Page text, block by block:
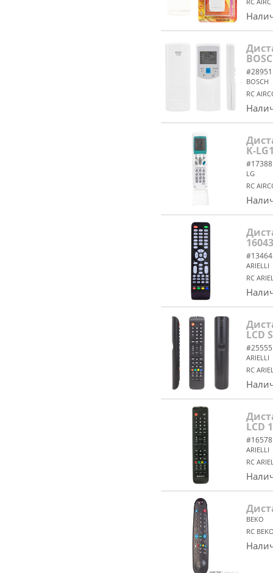
#28951
BOSСH
RC
K-
#17388
LG
RC
16043
#13464
ARIELLI
RC
LCD
#25555
ARIELLI
RC
LCD
#16578
ARIELLI
RC
BEKO
RC